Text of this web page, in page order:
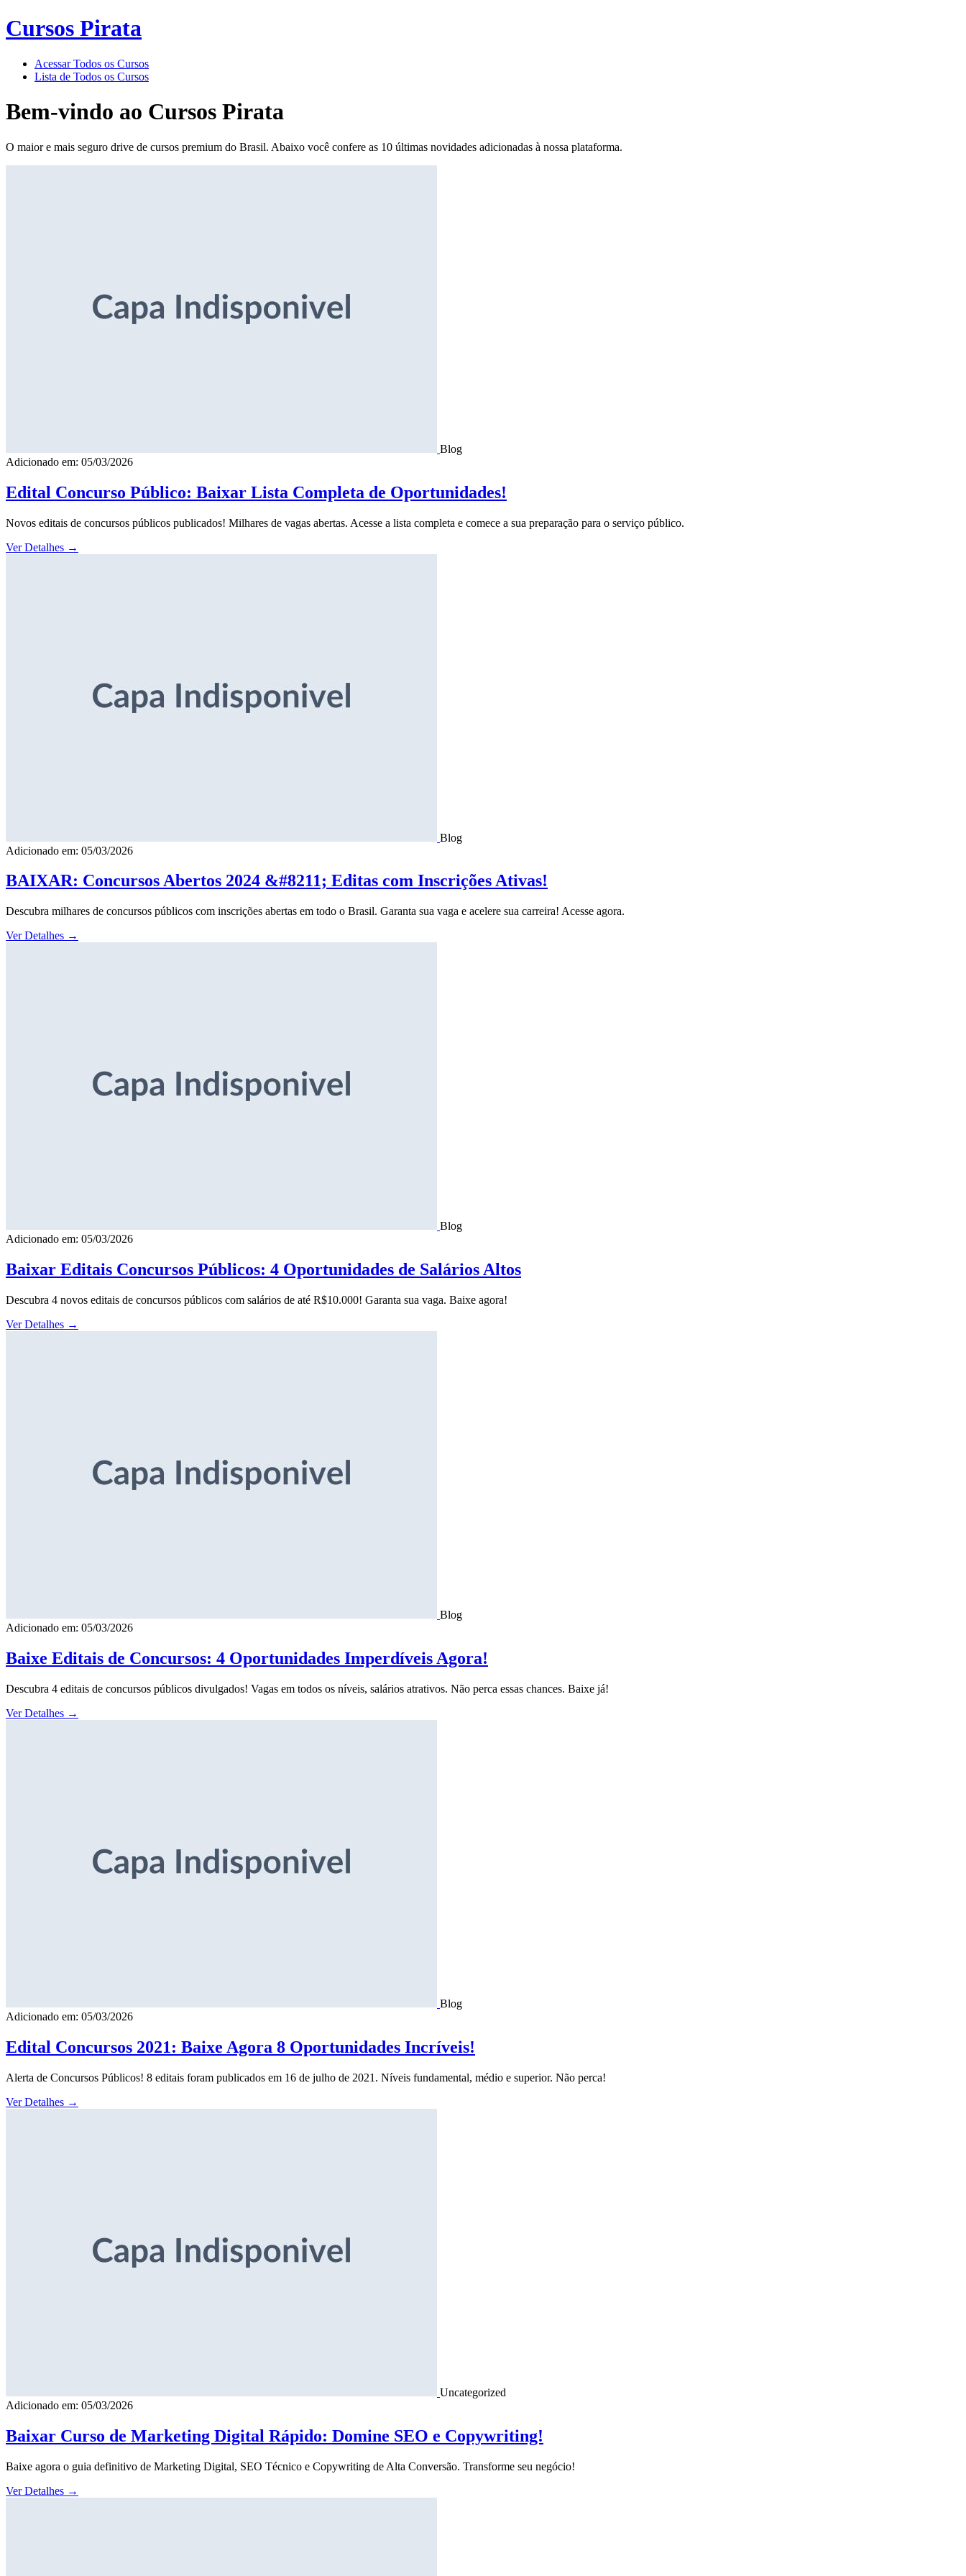
Cursos Pirata
Acessar Todos os Cursos
Lista de Todos os Cursos
Bem-vindo ao Cursos Pirata
O maior e mais seguro drive de cursos premium do Brasil. Abaixo você confere as 10 últimas novidades adicionadas à nossa plataforma.
Blog
Adicionado em: 05/03/2026
Edital Concurso Público: Baixar Lista Completa de Oportunidades!
Novos editais de concursos públicos publicados! Milhares de vagas abertas. Acesse a lista completa e comece a sua preparação para o serviço público.
Ver Detalhes →
Blog
Adicionado em: 05/03/2026
BAIXAR: Concursos Abertos 2024 &#8211; Editas com Inscrições Ativas!
Descubra milhares de concursos públicos com inscrições abertas em todo o Brasil. Garanta sua vaga e acelere sua carreira! Acesse agora.
Ver Detalhes →
Blog
Adicionado em: 05/03/2026
Baixar Editais Concursos Públicos: 4 Oportunidades de Salários Altos
Descubra 4 novos editais de concursos públicos com salários de até R$10.000! Garanta sua vaga. Baixe agora!
Ver Detalhes →
Blog
Adicionado em: 05/03/2026
Baixe Editais de Concursos: 4 Oportunidades Imperdíveis Agora!
Descubra 4 editais de concursos públicos divulgados! Vagas em todos os níveis, salários atrativos. Não perca essas chances. Baixe já!
Ver Detalhes →
Blog
Adicionado em: 05/03/2026
Edital Concursos 2021: Baixe Agora 8 Oportunidades Incríveis!
Alerta de Concursos Públicos! 8 editais foram publicados em 16 de julho de 2021. Níveis fundamental, médio e superior. Não perca!
Ver Detalhes →
Uncategorized
Adicionado em: 05/03/2026
Baixar Curso de Marketing Digital Rápido: Domine SEO e Copywriting!
Baixe agora o guia definitivo de Marketing Digital, SEO Técnico e Copywriting de Alta Conversão. Transforme seu negócio!
Ver Detalhes →